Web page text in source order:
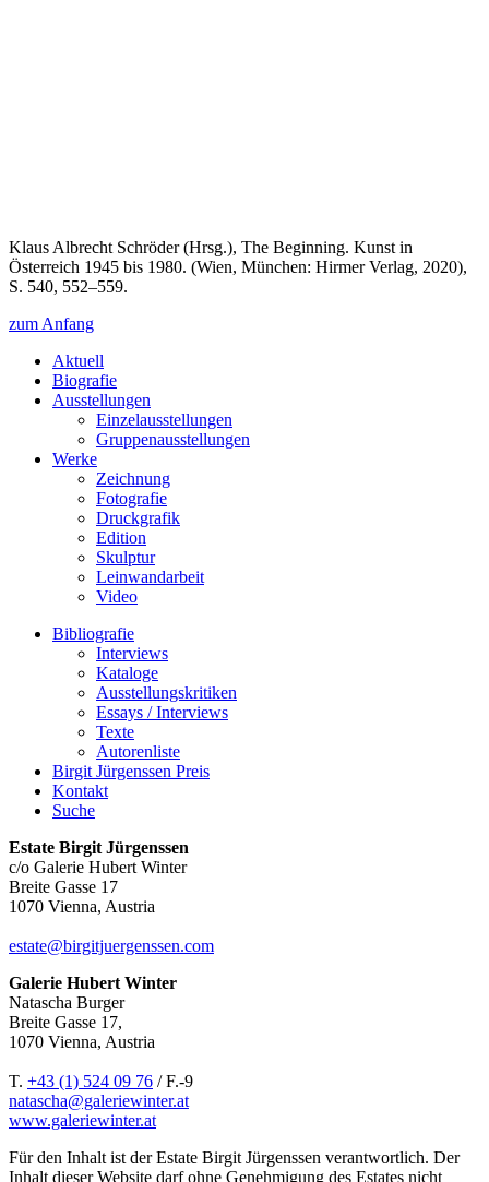
Klaus Albrecht Schröder (Hrsg.), The Beginning. Kunst in
Österreich 1945 bis 1980. (Wien, München: Hirmer Verlag, 2020),
S. 540, 552–559.
zum Anfang
Aktuell
Biografie
Ausstellungen
Einzelausstellungen
Gruppenausstellungen
Werke
Zeichnung
Fotografie
Druckgrafik
Edition
Skulptur
Leinwandarbeit
Video
Bibliografie
Interviews
Kataloge
Ausstellungskritiken
Essays / Interviews
Texte
Autorenliste
Birgit Jürgenssen Preis
Kontakt
Suche
Estate Birgit Jürgenssen
c/o Galerie Hubert Winter
Breite Gasse 17
1070 Vienna, Austria
estate@birgitjuergenssen.com
Galerie Hubert Winter
Natascha Burger
Breite Gasse 17,
1070 Vienna, Austria
T. +43 (1) 524 09 76 / F.-9
natascha@galeriewinter.at
www.galeriewinter.at
Für den Inhalt ist der Estate Birgit Jürgenssen verantwortlich. Der
Inhalt dieser Website darf ohne Genehmigung des Estates nicht